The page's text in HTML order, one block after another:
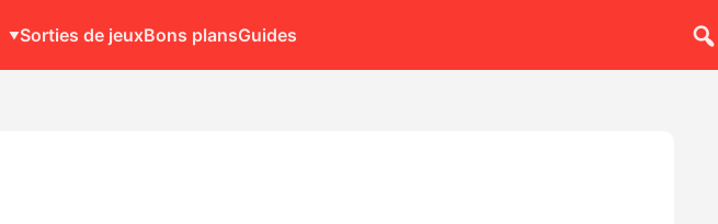
Sorties de jeuxBons plansGuides